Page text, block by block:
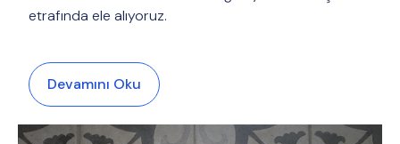
etrafında ele alıyoruz.
Devamını Oku